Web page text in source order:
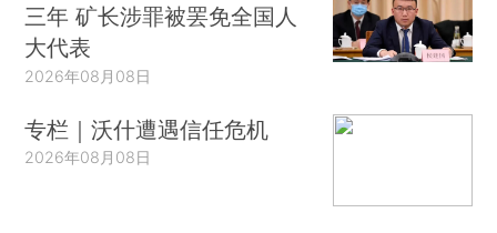
三年 矿长涉罪被罢免全国人
大代表
2026年08月08日
专栏｜沃什遭遇信任危机
2026年08月08日